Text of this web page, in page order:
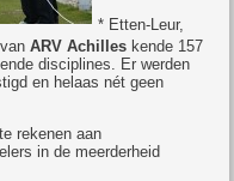
* Etten-Leur,
vanARV Achilles kende 157
disciplines. Er werden
en helaas nét geen
rekenen aan
in de meerderheid